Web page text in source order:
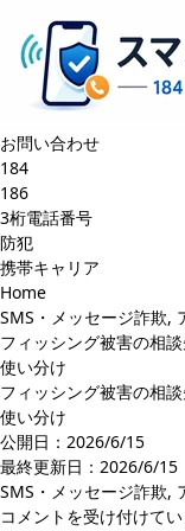
お問い合わせ
184
186
3桁電話番号
防犯
携帯キャリア
Home
SMS・メッセージ詐欺,
フィッシング被害の相
使い分け
フィッシング被害の相
使い分け
公開日：2026/6/15
最終更新日： 2026/6/15
SMS・メッセージ詐欺,
フ
コメントを受け付けて